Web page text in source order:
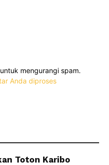
mengurangi spam.
Anda diproses
Toton Karibo